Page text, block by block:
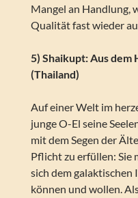
Mangel an Handlung,
Qualität fast wieder
5) Shaikupt: Aus dem
(Thailand)
Auf einer Welt im
junge O-El seine
mit dem Segen der
Pflicht zu erfüllen: Sie
sich dem galaktischen
können und wollen.